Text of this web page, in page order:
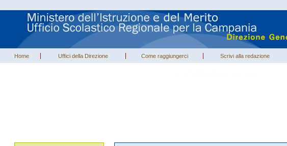
Home Uffici della Direzione Come raggiungerci Scrivi alla redazione